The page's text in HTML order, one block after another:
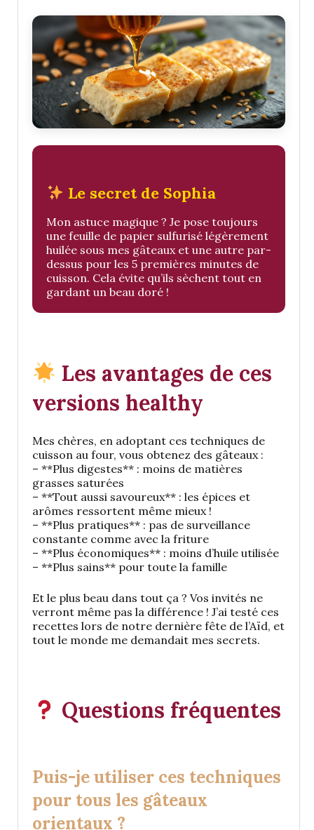
Le secret de Sophia
Mon astuce magique ? Je pose toujours
une feuille de papier sulfurisé légèrement
huilée sous mes gâteaux et une autre par-
dessus pour les 5 premières minutes de
cuisson. Cela évite qu’ils sèchent tout en
gardant un beau doré !
Les avantages de ces
versions healthy
Mes chères, en adoptant ces techniques de
cuisson au four, vous obtenez des gâteaux :
– **Plus digestes** : moins de matières
grasses saturées
– **Tout aussi savoureux** : les épices et
arômes ressortent même mieux !
– **Plus pratiques** : pas de surveillance
constante comme avec la friture
– **Plus économiques** : moins d’huile utilisée
– **Plus sains** pour toute la famille
Et le plus beau dans tout ça ? Vos invités ne
verront même pas la différence ! J’ai testé ces
recettes lors de notre dernière fête de l’Aïd, et
tout le monde me demandait mes secrets.
Questions fréquentes
Puis-je utiliser ces techniques
pour tous les gâteaux
orientaux ?